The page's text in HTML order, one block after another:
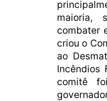
maioria,
combater
criou o
ao
Incêndios
comitê